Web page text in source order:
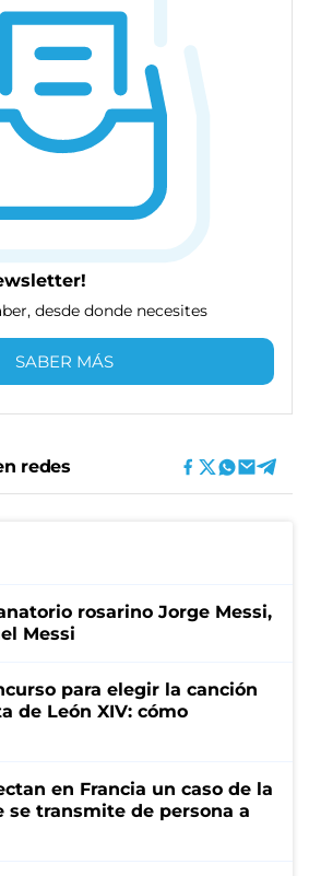
desde donde necesites
SABER MÁS
redes
rosarino Jorge Messi,
Messi
para elegir la canción
de León XIV: cómo
en Francia un caso de la
se transmite de persona a